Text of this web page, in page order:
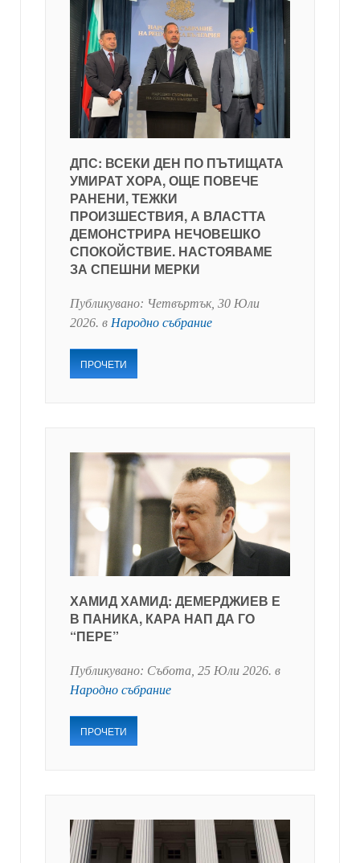
ДПС: ВСЕКИ ДЕН ПО ПЪТИЩАТА
УМИРАТ ХОРА, ОЩЕ ПОВЕЧЕ
РАНЕНИ, ТЕЖКИ
ПРОИЗШЕСТВИЯ, А ВЛАСТТА
ДЕМОНСТРИРА НЕЧОВЕШКО
СПОКОЙСТВИЕ. НАСТОЯВАМЕ
ЗА СПЕШНИ МЕРКИ
Публикувано: Четвъртък, 30 Юли
2026. в Народно събрание
ПРОЧЕТИ
ХАМИД ХАМИД: ДЕМЕРДЖИЕВ Е
В ПАНИКА, КАРА НАП ДА ГО
“ПЕРЕ”
Публикувано: Събота, 25 Юли 2026. в
Народно събрание
ПРОЧЕТИ